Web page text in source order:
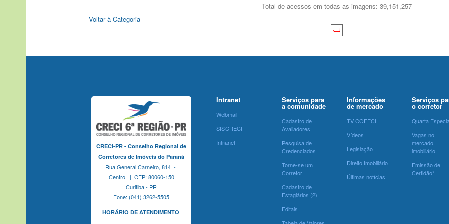
Total de acessos em todas as imagens: 39,151,257
Voltar à Categoria
CRECI-PR - Conselho Regional de
Corretores de Imóveis do Paraná
Rua General Carneiro, 814 -
Centro | CEP: 80060-150
Curitiba - PR
Fone: (041) 3262-5505
HORÁRIO DE ATENDIMENTO
Intranet
Webmail
SISCRECI
Intranet
Serviços para
a comunidade
Cadastro de
Avaliadores
Pesquisa de
Credenciados
Torne-se um
Corretor
Cadastro de
Estagiários (2)
Editais
Informações
de mercado
TV COFECI
Vídeos
Legislação
Direito Imobiliário
Últimas notícias
Serviços
o corretor
Quarta
Vagas no
mercado
imobiliário
Emissão de
Certidão*